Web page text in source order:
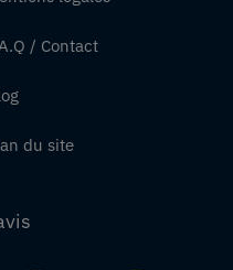
/ Contact
du site